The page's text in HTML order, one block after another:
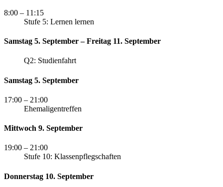
8:00 – 11:15
Stufe 5: Lernen lernen
Samstag 5. September – Freitag 11. September
Q2: Studienfahrt
Samstag 5. September
17:00 – 21:00
Ehemaligentreffen
Mittwoch 9. September
19:00 – 21:00
Stufe 10: Klassenpflegschaften
Donnerstag 10. September